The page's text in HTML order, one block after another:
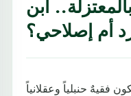
ابن
أم إصلاحي؟
فقيهٌ حنبلياً وعقلانياً